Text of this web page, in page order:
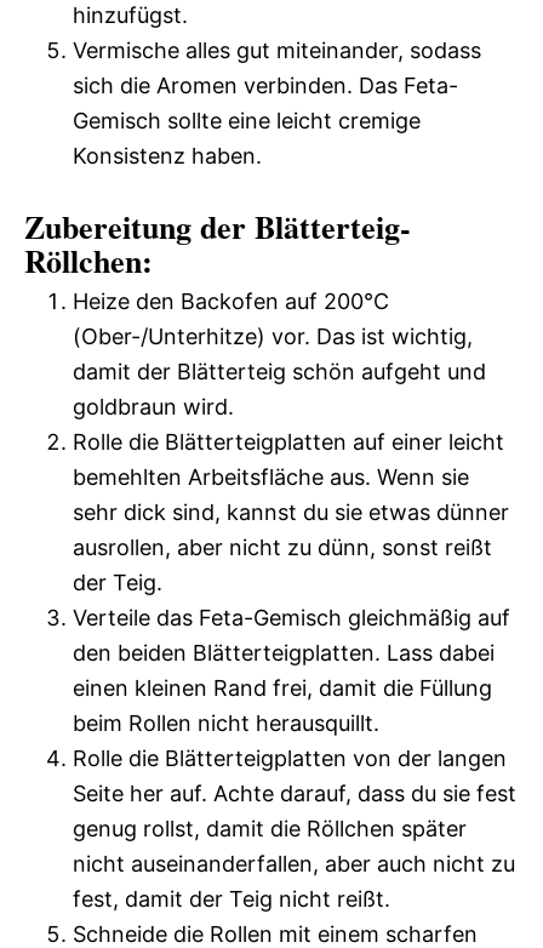
hinzufügst.
Vermische alles gut miteinander, sodass
sich die Aromen verbinden. Das Feta-
Gemisch sollte eine leicht cremige
Konsistenz haben.
Zubereitung der Blätterteig-
Röllchen:
Heize den Backofen auf 200°C
(Ober-/Unterhitze) vor. Das ist wichtig,
damit der Blätterteig schön aufgeht und
goldbraun wird.
Rolle die Blätterteigplatten auf einer leicht
bemehlten Arbeitsfläche aus. Wenn sie
sehr dick sind, kannst du sie etwas dünner
ausrollen, aber nicht zu dünn, sonst reißt
der Teig.
Verteile das Feta-Gemisch gleichmäßig auf
den beiden Blätterteigplatten. Lass dabei
einen kleinen Rand frei, damit die Füllung
beim Rollen nicht herausquillt.
Rolle die Blätterteigplatten von der langen
Seite her auf. Achte darauf, dass du sie fest
genug rollst, damit die Röllchen später
nicht auseinanderfallen, aber auch nicht zu
fest, damit der Teig nicht reißt.
Schneide die Rollen mit einem scharfen